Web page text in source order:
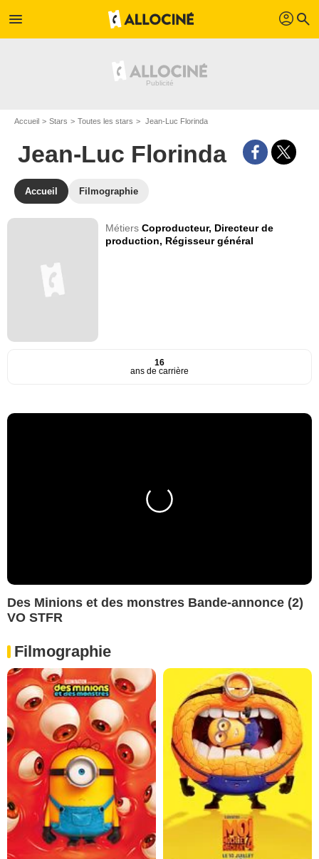
menu profil search
Accueil Stars Toutes les stars Jean-Luc Florinda
Jean-Luc Florinda
Accueil Filmographie
MétiersCoproducteur, Directeur de
production, Régisseur général
16
ans de carrière
Des Minions et des monstres Bande-annonce (2)
VO STFR
Filmographie